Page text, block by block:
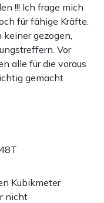
!!! Ich frage mich
für fähige Kräfte.
gezogen,
Vor
alle für die voraus
gemacht
Kubikmeter
nicht